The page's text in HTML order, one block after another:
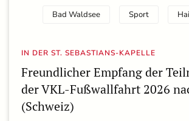
Bad Waldsee Sport
IN DER ST. SEBASTIANS-KAPELLE
Freundlicher Empfang der
der VKL-Fußwallfahrt 2026
(Schweiz)